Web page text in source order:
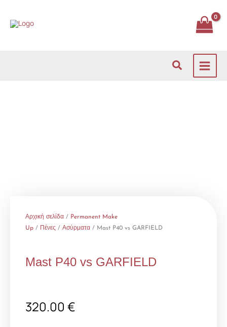
περιεχόμενο
Αναζήτηση
Αρχική σελίδα / Permanent Make
Up / Πένες / Ασύρματα / Mast P40 vs GARFIELD
Mast P40 vs GARFIELD
320.00 €